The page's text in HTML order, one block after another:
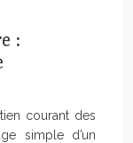
:
courant des
simple d’un